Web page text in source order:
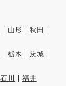
山形
秋田
栃木
茨城
石川
福井